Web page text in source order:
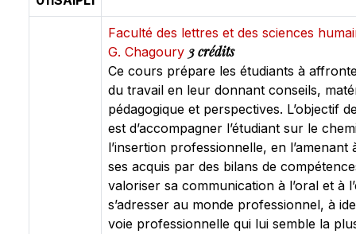
Faculté des lettres et des sciences
G. Chagoury 3 crédits
Ce cours prépare les étudiants à
du travail en leur donnant conseils,
pédagogique et perspectives. L’objectif
est d’accompagner l’étudiant sur le
l’insertion professionnelle, en l’amenant
ses acquis par des bilans de
valoriser sa communication à l’oral et à
s’adresser au monde professionnel, à
voie professionnelle qui lui semble la